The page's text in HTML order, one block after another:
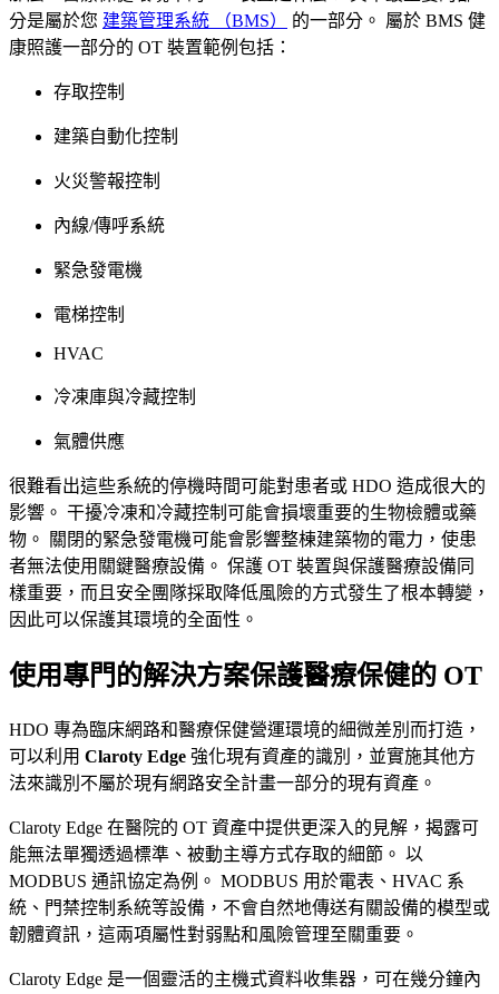
分是屬於您 建築管理系統 （BMS）
的一部分。 屬於 BMS 健
康照護一部分的 OT 裝置範例包括：
存取控制
建築自動化控制
火災警報控制
內線/傳呼系統
緊急發電機
電梯控制
HVAC
冷凍庫與冷藏控制
氣體供應
很難看出這些系統的停機時間可能對患者或 HDO 造成很大的
影響。 干擾冷凍和冷藏控制可能會損壞重要的生物檢體或藥
物。 關閉的緊急發電機可能會影響整棟建築物的電力，使患
者無法使用關鍵醫療設備。 保護 OT 裝置與保護醫療設備同
樣重要，而且安全團隊採取降低風險的方式發生了根本轉變，
因此可以保護其環境的全面性。
使用專門的解決方案保護醫療保健的 OT
HDO 專為臨床網路和醫療保健營運環境的細微差別而打造，
可以利用 Claroty Edge 強化現有資產的識別，並實施其他方
法來識別不屬於現有網路安全計畫一部分的現有資產。
Claroty Edge 在醫院的 OT 資產中提供更深入的見解，揭露可
能無法單獨透過標準、被動主導方式存取的細節。 以
MODBUS 通訊協定為例。 MODBUS 用於電表、HVAC 系
統、門禁控制系統等設備，不會自然地傳送有關設備的模型或
韌體資訊，這兩項屬性對弱點和風險管理至關重要。
Claroty Edge 是一個靈活的主機式資料收集器，可在幾分鐘內